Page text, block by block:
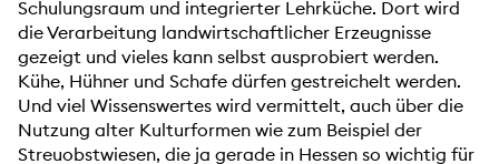
Schulungsraum und integrierter Lehrküche. Dort wird
die Verarbeitung landwirtschaftlicher Erzeugnisse
gezeigt und vieles kann selbst ausprobiert werden.
Kühe, Hühner und Schafe dürfen gestreichelt werden.
Und viel Wissenswertes wird vermittelt, auch über die
Nutzung alter Kulturformen wie zum Beispiel der
Streuobstwiesen, die ja gerade in Hessen so wichtig für